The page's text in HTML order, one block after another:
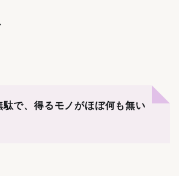
駄で、得るモノがほぼ何も無い